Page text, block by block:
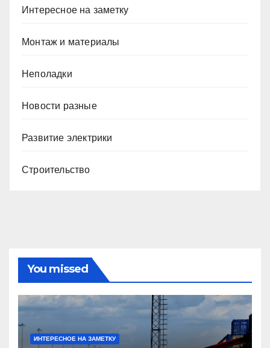
Интересное на заметку
Монтаж и материалы
Неполадки
Новости разные
Развитие электрики
Строительство
You missed
ИНТЕРЕСНОЕ НА ЗАМЕТКУ